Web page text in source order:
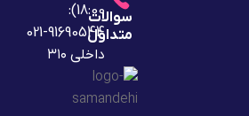
سوالات
متداول
18:00):
91690544-021
داخلی ۳۱۰